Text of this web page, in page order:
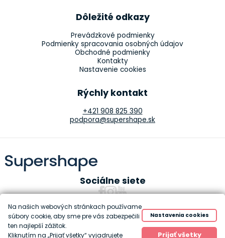
Dôležité odkazy
Prevádzkové podmienky
Podmienky spracovania osobných údajov
Obchodné podmienky
Kontakty
Nastavenie cookies
Rýchly kontakt
+421 908 825 390
podpora@supershape.sk
Sociálne siete
Copyright 2010-2026 Supershape
Na našich webových stránkach používame
súbory cookie, aby sme pre vás zabezpečili
ten najlepší zážitok.
Kliknutím na „Prijať všetky“ vyjadrujete
Nastavenia cookies
Prijať všetky